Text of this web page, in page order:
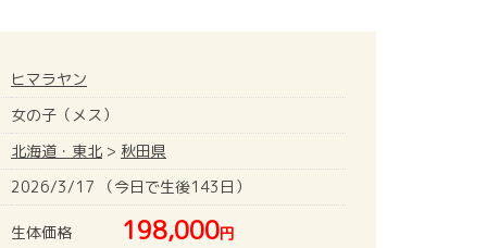
ヒマラヤン
女の子（メス）
北海道・東北 > 秋田県
2026/3/17 （今日で生後143日）
生体価格 198,000円